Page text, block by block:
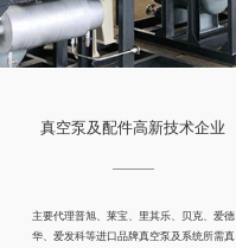
真空泵及配件高新技术企业
主要代理普旭、莱宝、里其乐、贝克、爱德
华、爱发科等进口品牌真空泵及系统所需真